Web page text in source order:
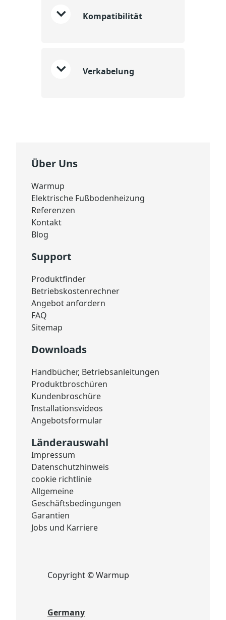
Kompatibilität
Verkabelung
Über Uns
Warmup
Elektrische Fußbodenheizung
Referenzen
Kontakt
Blog
Support
Produktfinder
Betriebskostenrechner
Angebot anfordern
FAQ
Sitemap
Downloads
Handbücher, Betriebsanleitungen
Produktbroschüren
Kundenbroschüre
Installationsvideos
Angebotsformular
Länderauswahl
Impressum
Datenschutzhinweis
cookie richtlinie
Allgemeine
Geschäftsbedingungen
Garantien
Jobs und Karriere
Copyright © Warmup
Germany